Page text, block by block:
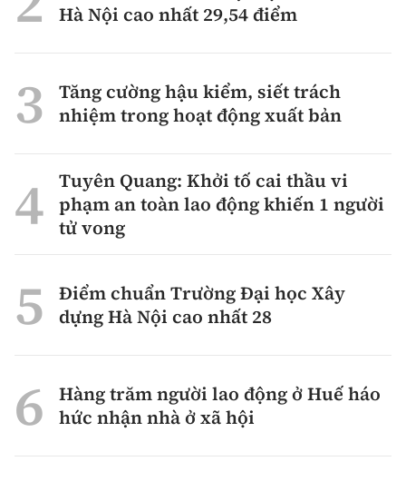
Hà Nội cao nhất 29,54 điểm
Tăng cường hậu kiểm, siết trách
nhiệm trong hoạt động xuất bản
Tuyên Quang: Khởi tố cai thầu vi
phạm an toàn lao động khiến 1 người
tử vong
Điểm chuẩn Trường Đại học Xây
dựng Hà Nội cao nhất 28
Hàng trăm người lao động ở Huế háo
hức nhận nhà ở xã hội